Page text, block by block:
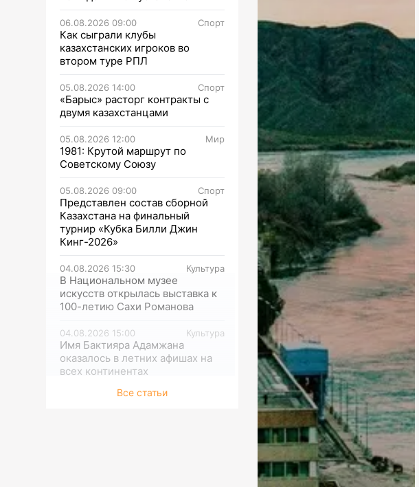
06.08.2026 09:00 Спорт
Как сыграли клубы
казахстанских игроков во
втором туре РПЛ
05.08.2026 14:00 Спорт
«Барыс» расторг контракты с
двумя казахстанцами
05.08.2026 12:00 Мир
1981: Крутой маршрут по
Советскому Союзу
05.08.2026 09:00 Спорт
Представлен состав сборной
Казахстана на финальный
турнир «Кубка Билли Джин
Кинг-2026»
04.08.2026 15:30 Культура
В Национальном музее
искусств открылась выставка к
100-летию Сахи Романова
04.08.2026 15:00 Культура
Имя Бактияра Адамжана
оказалось в летних афишах на
всех континентах
04.08.2026 14:30Все статьи